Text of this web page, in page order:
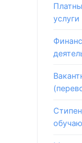
услуги